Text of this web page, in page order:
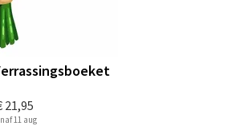
21,95
11 aug